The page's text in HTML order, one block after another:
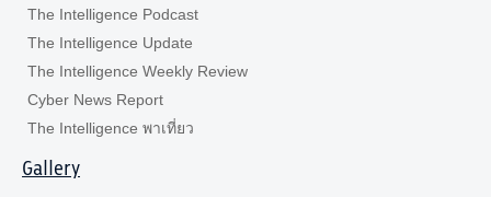
The Intelligence Podcast
The Intelligence Update
The Intelligence Weekly Review
Cyber News Report
The Intelligence พาเที่ยว
Gallery